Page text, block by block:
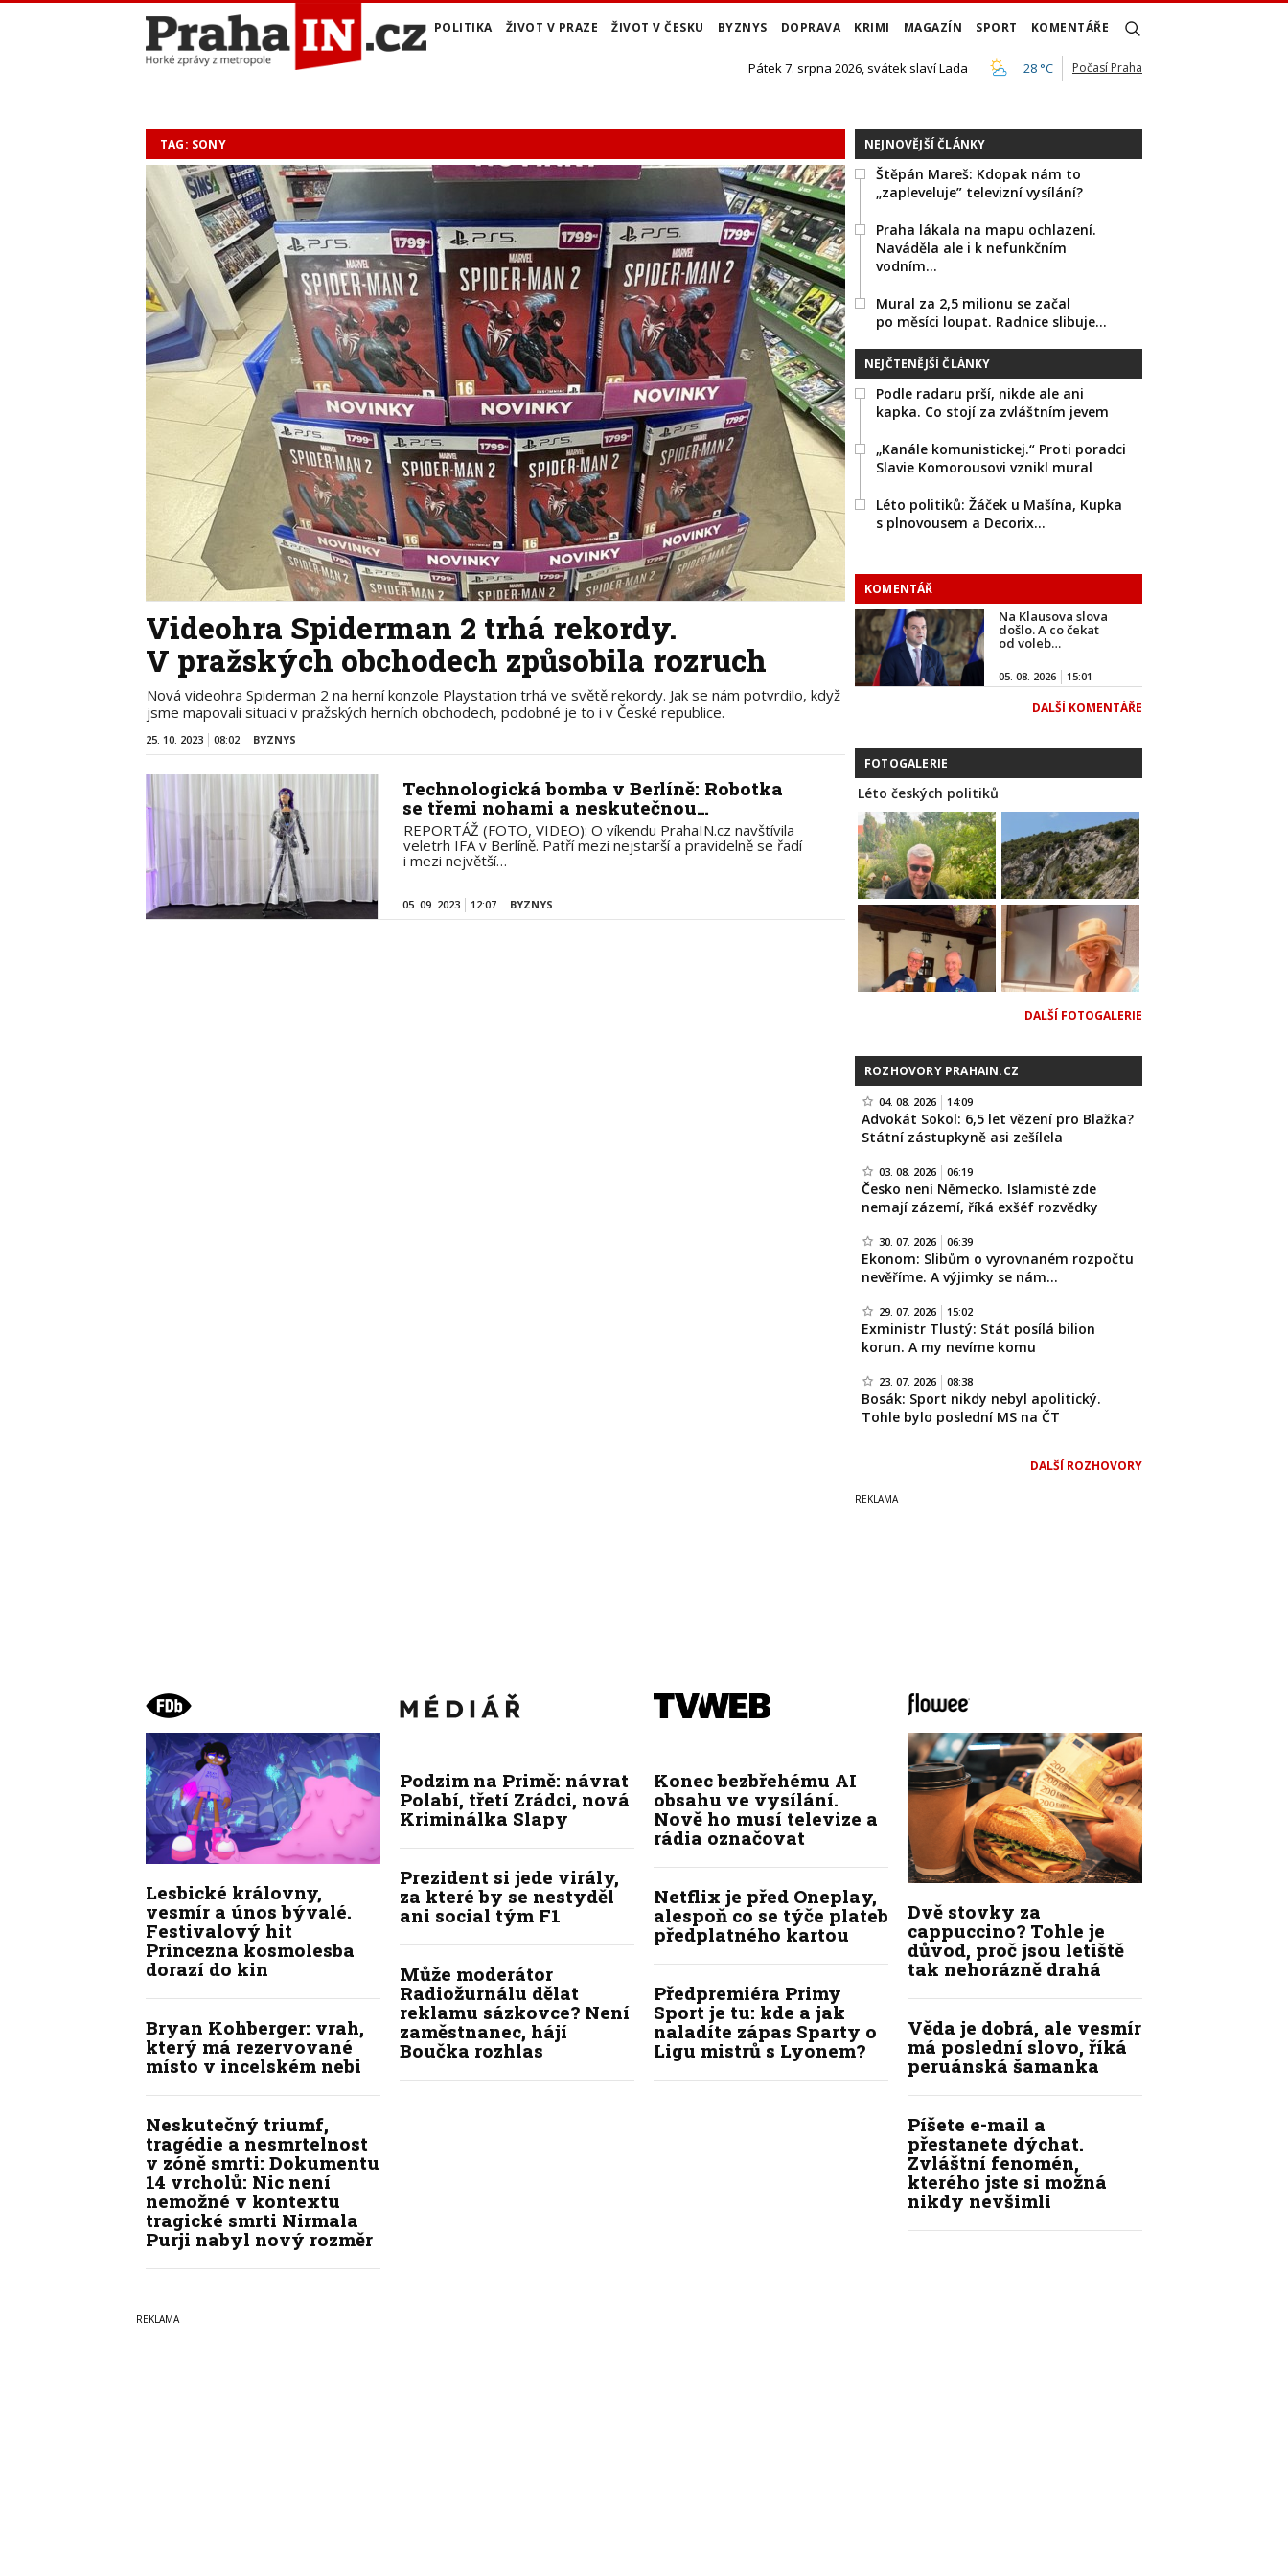
POLITIKA ŽIVOT V PRAZE ŽIVOT V ČESKU BYZNYS DOPRAVA KRIMI MAGAZÍN SPORT KOMENTÁŘE
Pátek 7. srpna 2026, svátek slaví Lada 28 °C Počasí Praha
TAG: SONY
Videohra Spiderman 2 trhá rekordy.
V pražských obchodech způsobila rozruch
Nová videohra Spiderman 2 na herní konzole Playstation trhá ve světě rekordy. Jak se nám potvrdilo, když
jsme mapovali situaci v pražských herních obchodech, podobné je to i v České republice.
25. 10. 2023 08:02 BYZNYS
Technologická bomba v Berlíně: Robotka
se třemi nohami a neskutečnou…
REPORTÁŽ (FOTO, VIDEO): O víkendu PrahaIN.cz navštívila
veletrh IFA v Berlíně. Patří mezi nejstarší a pravidelně se řadí
i mezi největší…
05. 09. 2023 12:07 BYZNYS
NEJNOVĚJŠÍ ČLÁNKY
Štěpán Mareš: Kdopak nám to
„zapleveluje” televizní vysílání?
Praha lákala na mapu ochlazení.
Naváděla ale i k nefunkčním
vodním…
Mural za 2,5 milionu se začal
po měsíci loupat. Radnice slibuje…
NEJČTENĚJŠÍ ČLÁNKY
Podle radaru prší, nikde ale ani
kapka. Co stojí za zvláštním jevem
„Kanále komunistickej.“ Proti poradci
Slavie Komorousovi vznikl mural
Léto politiků: Žáček u Mašína, Kupka
s plnovousem a Decorix…
KOMENTÁŘ
Na Klausova slova
došlo. A co čekat
od voleb…
05. 08. 2026 15:01
DALŠÍ KOMENTÁŘE
FOTOGALERIE
Léto českých politiků
DALŠÍ FOTOGALERIE
ROZHOVORY PRAHAIN.CZ
04. 08. 2026 14:09
Advokát Sokol: 6,5 let vězení pro Blažka?
Státní zástupkyně asi zešílela
03. 08. 2026 06:19
Česko není Německo. Islamisté zde
nemají zázemí, říká exšéf rozvědky
30. 07. 2026 06:39
Ekonom: Slibům o vyrovnaném rozpočtu
nevěříme. A výjimky se nám…
29. 07. 2026 15:02
Exministr Tlustý: Stát posílá bilion
korun. A my nevíme komu
23. 07. 2026 08:38
Bosák: Sport nikdy nebyl apolitický.
Tohle bylo poslední MS na ČT
DALŠÍ ROZHOVORY
Lesbické královny,
vesmír a únos bývalé.
Festivalový hit
Princezna kosmolesba
dorazí do kin
Bryan Kohberger: vrah,
který má rezervované
místo v incelském nebi
Neskutečný triumf,
tragédie a nesmrtelnost
v zóně smrti: Dokumentu
14 vrcholů: Nic není
nemožné v kontextu
tragické smrti Nirmala
Purji nabyl nový rozměr
Podzim na Primě: návrat
Polabí, třetí Zrádci, nová
Kriminálka Slapy
Prezident si jede virály,
za které by se nestyděl
ani social tým F1
Může moderátor
Radiožurnálu dělat
reklamu sázkovce? Není
zaměstnanec, hájí
Boučka rozhlas
Konec bezbřehému AI
obsahu ve vysílání.
Nově ho musí televize a
rádia označovat
Netflix je před Oneplay,
alespoň co se týče plateb
předplatného kartou
Předpremiéra Primy
Sport je tu: kde a jak
naladíte zápas Sparty o
Ligu mistrů s Lyonem?
Dvě stovky za
cappuccino? Tohle je
důvod, proč jsou letiště
tak nehorázně drahá
Věda je dobrá, ale vesmír
má poslední slovo, říká
peruánská šamanka
Píšete e-mail a
přestanete dýchat.
Zvláštní fenomén,
kterého jste si možná
nikdy nevšimli